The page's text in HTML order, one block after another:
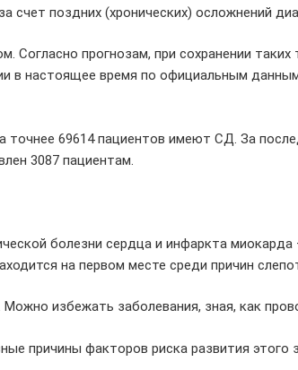
поздних (хронических) осложнений
прогнозам, при сохранении таких
в настоящее время по официальным
69614 пациентов имеют СД. За
3087 пациентам.
болезни сердца и инфаркта миокарда
на первом месте среди причин
Можно избежать заболевания, зная, как
причины факторов риска развития этого